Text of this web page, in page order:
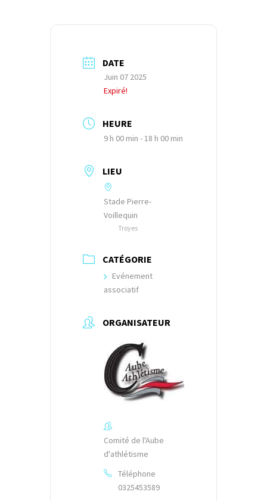
DATE
Juin 07 2025
Expiré!
HEURE
9 h 00 min - 18 h 00 min
LIEU
Stade Pierre-
Voillequin
Troyes
CATÉGORIE
Evénement
associatif
ORGANISATEUR
Comité de l'Aube
d'athlétisme
Téléphone
0325453589